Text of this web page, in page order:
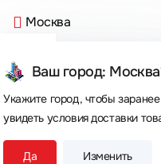
Москва
Ваш город:
Укажите город, чтобы заранее
увидеть условия доставки
Да Изменить
Сегодня покупают